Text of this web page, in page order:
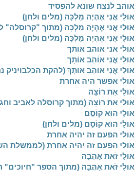
אוהב לנצח שונא להפסיד
אוּלַי אֲנִי אֶהְיֶה מַלְכָּה (מלים ולחן)
אוּלַי אֲנִי אֶהְיֶה מַלְכָּה (מתוך "קרוסלה" לחג
אוּלַי אֲנִי אֶהְיֶה מַלְכָּה (מלים ולחן)
אולי אני אוהב אותך
אוּלַי אֲנִי אוֹהֵב אוֹתָך
אוּלַי אֲנִי אוֹהֵב אוֹתָךְ (להקת הכלבויניק
אולי אפשר היה אחרת
אוּלַי אַת רוֹצָה
אוּלַי אַת רוֹצָה (מתוך קרוסלה לאביב
אוּלַי הוּא קוֹסֵם
אוּלַי הוּא קוֹסֵם (מלים ולחן)
אולי הפעם זה יהיה אחרת
אולי הפעם זה יהיה אחרת (לממשלת
אוּלַי זֹאת אַהֲבָה
אוּלַי זֹאת אַהֲבָה (מתוך הספר "חיוכים"